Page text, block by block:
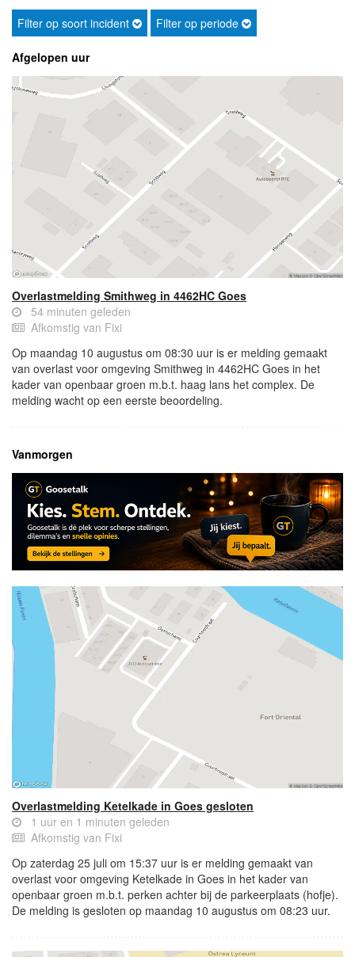
Filter op soort incident
Filter op periode
Afgelopen uur
Overlastmelding Smithweg in 4462HC Goes
54 minuten geleden
Afkomstig van Fixi
Op maandag 10 augustus om 08:30 uur is er melding gemaakt
van overlast voor omgeving Smithweg in 4462HC Goes in het
kader van openbaar groen m.b.t. haag lans het complex. De
melding wacht op een eerste beoordeling.
Vanmorgen
Overlastmelding Ketelkade in Goes gesloten
1 uur en 1 minuten geleden
Afkomstig van Fixi
Op zaterdag 25 juli om 15:37 uur is er melding gemaakt van
overlast voor omgeving Ketelkade in Goes in het kader van
openbaar groen m.b.t. perken achter bij de parkeerplaats (hofje).
De melding is gesloten op maandag 10 augustus om 08:23 uur.